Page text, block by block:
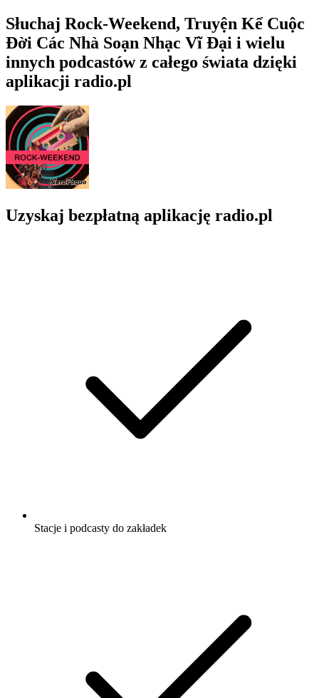
Słuchaj Rock-Weekend, Truyện Kể Cuộc
Đời Các Nhà Soạn Nhạc Vĩ Đại i wielu
innych podcastów z całego świata dzięki
aplikacji radio.pl
Uzyskaj bezpłatną aplikację radio.pl
Stacje i podcasty do zakładek